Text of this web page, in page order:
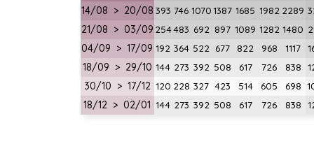
14/08 > 20/08 393 746 10701387 1685 1982 2289
21/08 > 03/09 254483 692 897 1089 1282 1480
04/09 > 17/09 192 364 522 677 822 968 1117
18/09 > 29/10 144 273 392 508 617 726 838
30/10 > 17/12 120 228 327 423 514 605 698
18/12 > 02/01 144 273 392 508 617 726 838